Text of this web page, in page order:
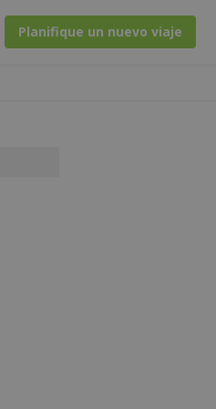
Planifique un nuevo viaje